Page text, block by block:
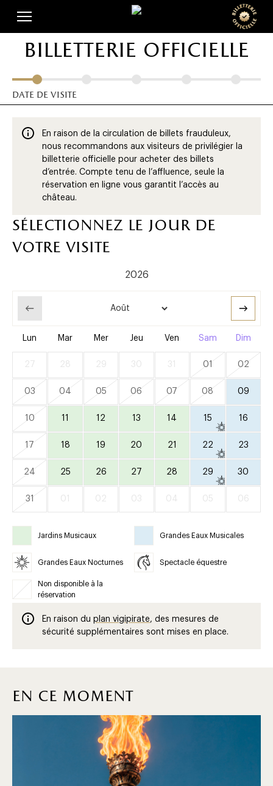
main
contentbilletterie officielle
date de visite
En raison de la circulation de billets frauduleux,
nous recommandons aux visiteurs de privilégier la
billetterie officielle pour acheter des billets
d’entrée. Compte tenu de l’affluence, seule la
réservation en ligne vous garantit l’accès au
château.
sélectionnez le jour de
votre visite
Lun Mar Mer Jeu Ven Sam Dim
27 28 29 30 31 01 02
03 04 05 06 07 08 09
10 11 12 13 14 15 16
17 18 19 20 21 22 23
24 25 26 27 28 29 30
31 01 02 03 04 05 06
Jardins Musicaux Grandes Eaux Musicales
Grandes Eaux Nocturnes Spectacle équestre
Non disponible à la
réservation
En raison du plan vigipirate, des mesures de
sécurité supplémentaires sont mises en place.
en ce moment